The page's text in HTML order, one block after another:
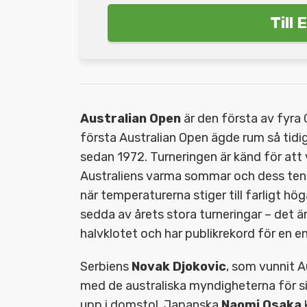
Till
Australian Open är den första av fyra
första Australian Open ägde rum så
sedan 1972. Turneringen är känd för
Australiens varma sommar och dess
när temperaturerna stiger till farligt
sedda av årets stora turneringar – det
halvklotet och har publikrekord för en
Serbiens Novak Djokovic, som vunnit
med de australiska myndigheterna för